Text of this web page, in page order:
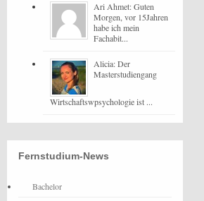
Ari Ahmet: Guten
Morgen, vor 15Jahren
habe ich mein
Fachabit...
Alicia: Der
Masterstudiengang
Wirtschaftswpsychologie ist ...
Fernstudium-News
Bachelor